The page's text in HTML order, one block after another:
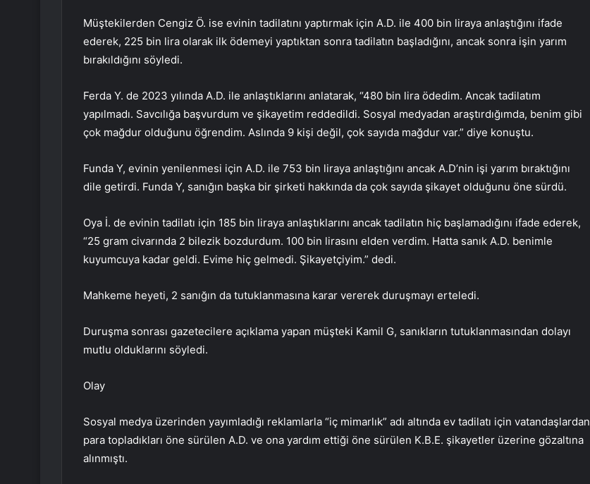
Müştekilerden Cengiz Ö. ise evinin tadilatını yaptırmak için A.D. ile 400 bin liraya anlaştığını ifade
ederek, 225 bin lira olarak ilk ödemeyi yaptıktan sonra tadilatın başladığını, ancak sonra işin yarım
bırakıldığını söyledi.
Ferda Y. de 2023 yılında A.D. ile anlaştıklarını anlatarak, “480 bin lira ödedim. Ancak tadilatım
yapılmadı. Savcılığa başvurdum ve şikayetim reddedildi. Sosyal medyadan araştırdığımda, benim gibi
çok mağdur olduğunu öğrendim. Aslında 9 kişi değil, çok sayıda mağdur var.” diye konuştu.
Funda Y, evinin yenilenmesi için A.D. ile 753 bin liraya anlaştığını ancak A.D’nin işi yarım bıraktığını
dile getirdi. Funda Y, sanığın başka bir şirketi hakkında da çok sayıda şikayet olduğunu öne sürdü.
Oya İ. de evinin tadilatı için 185 bin liraya anlaştıklarını ancak tadilatın hiç başlamadığını ifade ederek,
“25 gram civarında 2 bilezik bozdurdum. 100 bin lirasını elden verdim. Hatta sanık A.D. benimle
kuyumcuya kadar geldi. Evime hiç gelmedi. Şikayetçiyim.” dedi.
Mahkeme heyeti, 2 sanığın da tutuklanmasına karar vererek duruşmayı erteledi.
Duruşma sonrası gazetecilere açıklama yapan müşteki Kamil G, sanıkların tutuklanmasından dolayı
mutlu olduklarını söyledi.
Olay
Sosyal medya üzerinden yayımladığı reklamlarla “iç mimarlık” adı altında ev tadilatı için vatandaşlardan
para topladıkları öne sürülen A.D. ve ona yardım ettiği öne sürülen K.B.E. şikayetler üzerine gözaltına
alınmıştı.